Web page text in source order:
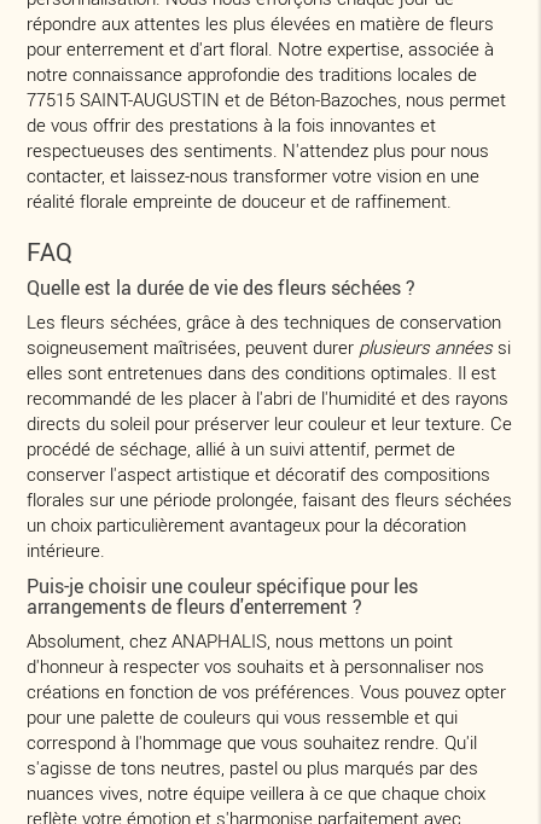
répondre aux attentes les plus élevées en matière de fleurs
pour enterrement et d'art floral. Notre expertise, associée à
notre connaissance approfondie des traditions locales de
77515 SAINT-AUGUSTIN et de Béton-Bazoches, nous permet
de vous offrir des prestations à la fois innovantes et
respectueuses des sentiments. N'attendez plus pour nous
contacter, et laissez-nous transformer votre vision en une
réalité florale empreinte de douceur et de raffinement.
FAQ
Quelle est la durée de vie des fleurs séchées ?
Les fleurs séchées, grâce à des techniques de conservation
soigneusement maîtrisées, peuvent durer plusieurs annéessi
elles sont entretenues dans des conditions optimales. Il est
recommandé de les placer à l'abri de l'humidité et des rayons
directs du soleil pour préserver leur couleur et leur texture. Ce
procédé de séchage, allié à un suivi attentif, permet de
conserver l'aspect artistique et décoratif des compositions
florales sur une période prolongée, faisant des fleurs séchées
un choix particulièrement avantageux pour la décoration
intérieure.
Puis-je choisir une couleur spécifique pour les
arrangements de fleurs d'enterrement ?
Absolument, chez ANAPHALIS, nous mettons un point
d'honneur à respecter vos souhaits et à personnaliser nos
créations en fonction de vos préférences. Vous pouvez opter
pour une palette de couleurs qui vous ressemble et qui
correspond à l'hommage que vous souhaitez rendre. Qu'il
s'agisse de tons neutres, pastel ou plus marqués par des
nuances vives, notre équipe veillera à ce que chaque choix
reflète votre émotion et s'harmonise parfaitement avec